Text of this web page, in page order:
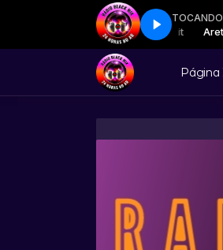
Aretha Franklin - Jump to it Aretha
DE TODOS OS TEMPOS com MIX DIÁRIO
Página